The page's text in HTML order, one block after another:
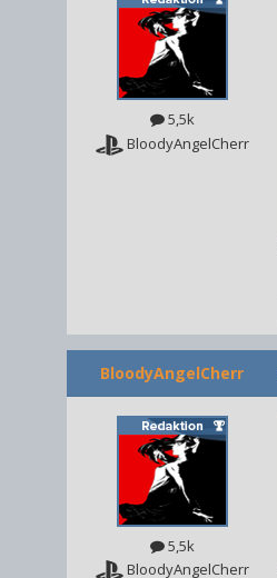
5,5k
BloodyAngelCherr
BloodyAngelCherr
5,5k
BloodyAngelCherr